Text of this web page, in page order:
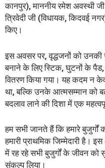
कानपुर), माननीय रमेश अवस्थी
त्रिवेदी जी (विधायक, किदवई
किए।
इस अवसर पर, वृद्धजनों को
बनाने के लिए स्टिक, घुटनों के
वितरण किया गया। यह कदम न
था, बल्कि उनके आत्मसम्मान को
बदलाव लाने की दिशा में एक
हम सभी जानते हैं कि हमारे बुजुर्गों
हमारी प्राथमिक जिम्मेदारी है।
में रह रहे सभी बुजुर्गों के जीवन
संकल्प लिया।